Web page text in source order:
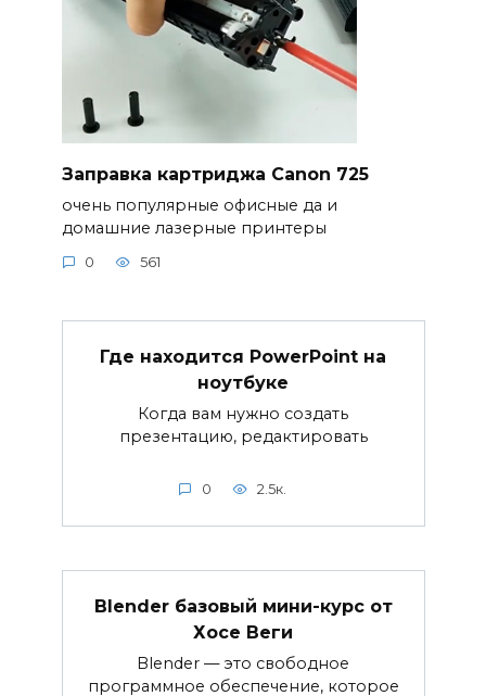
Заправка картриджа Canon 725
очень популярные офисные да и
домашние лазерные принтеры
0 561
Где находится PowerPoint на
ноутбуке
Когда вам нужно создать
презентацию, редактировать
0 2.5к.
Blender базовый мини-курс от
Хосе Веги
Blender — это свободное
программное обеспечение, которое